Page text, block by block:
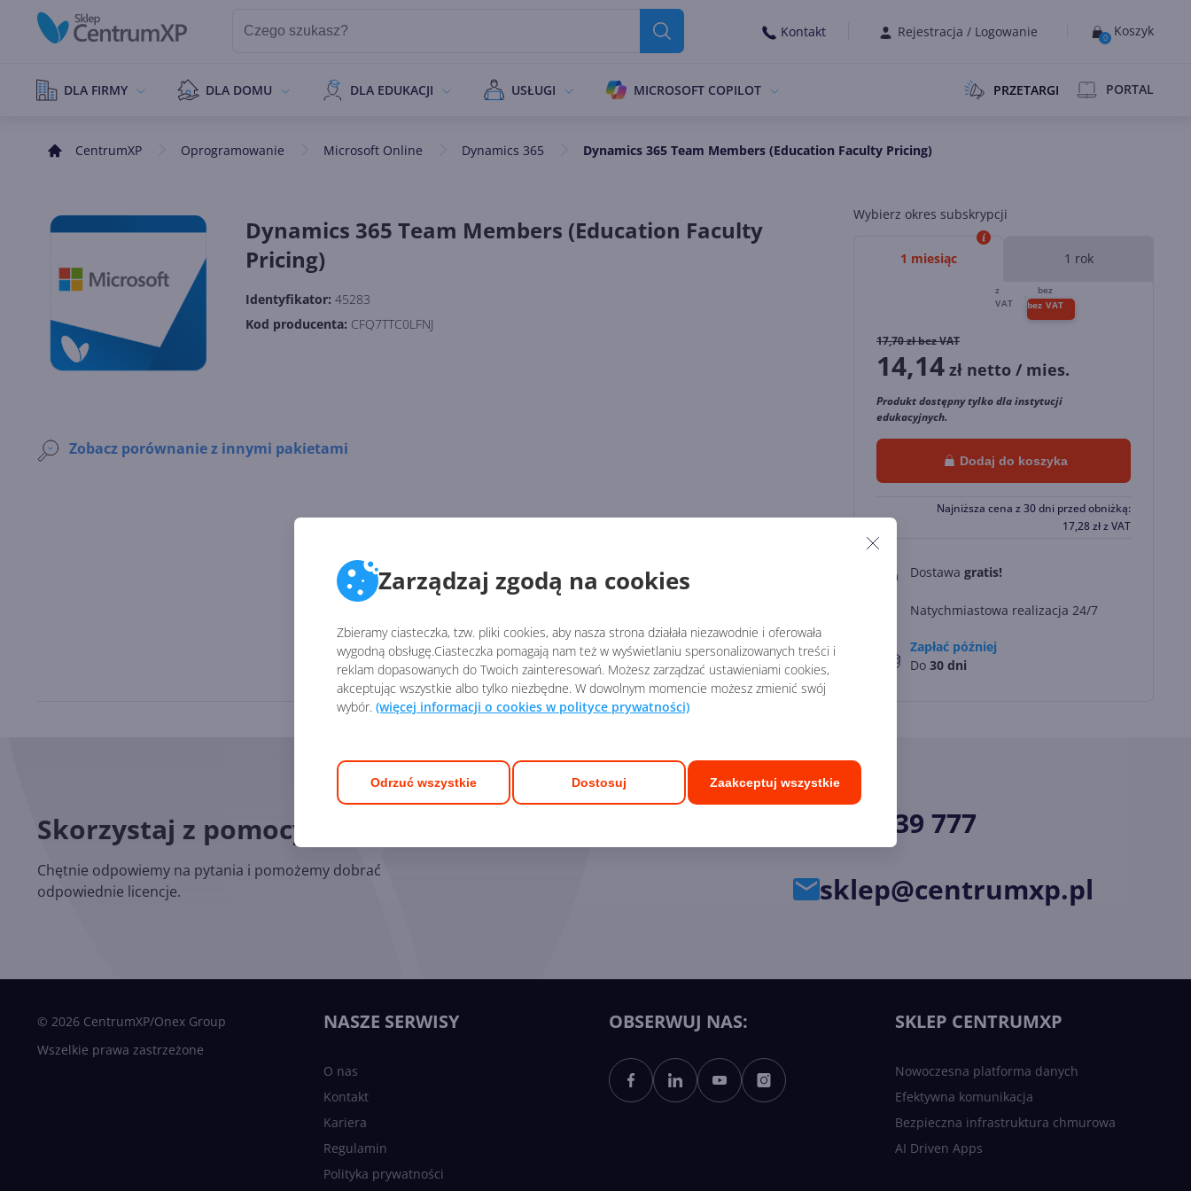
Zarządzaj zgodą na cookies
Zbieramy ciasteczka, tzw. pliki cookies, aby nasza strona działała niezawodnie i oferowała
wygodną obsługę.Ciasteczka pomagają nam też w wyświetlaniu spersonalizowanych treści i
reklam dopasowanych do Twoich zainteresowań. Możesz zarządzać ustawieniami cookies,
akceptując wszystkie albo tylko niezbędne. W dowolnym momencie możesz zmienić swój
wybór. (więcej informacji o cookies w polityce prywatności)
Odrzuć wszystkie Dostosuj Zaakceptuj wszystkie
Kontakt Rejestracja / Logowanie 0 Koszyk
DLA FIRMY DLA DOMU DLA EDUKACJI USŁUGI MICROSOFT COPILOT PRZETARGI PORTAL
CentrumXP Oprogramowanie Microsoft Online Dynamics 365 Dynamics 365 Team Members (Education Faculty Pricing)
Dynamics 365 Team Members (Education Faculty
Pricing)
Wybierz okres subskrypcji
1 miesiąc 1 rok
17,70zł bez VAT
14,14 zł netto / mies.
Produkt dostępny tylko dla instytucji
edukacyjnych.
Dodaj do koszyka
Najniższa cena z 30 dni przed obniżką:
17,28złz VAT
Dostawa gratis!
Natychmiastowa realizacja 24/7
Zapłać później
Do 30 dni
Identyfikator: 45283
Kod producenta: CFQ7TTC0LFNJ
Zobacz porównanie z innymi pakietami
Skorzystaj z pomocy naszych Ekspertów
Chętnie odpowiemy na pytania i pomożemy dobrać
odpowiednie licencje.
34 33 39 777
sklep@centrumxp.pl
© 2026 CentrumXP/Onex Group
Wszelkie prawa zastrzeżone
NASZE SERWISY
O nas
Kontakt
Kariera
Regulamin
Polityka prywatności
OBSERWUJ NAS: SKLEP CENTRUMXP
Nowoczesna platforma danych
Efektywna komunikacja
Bezpieczna infrastruktura chmurowa
AI Driven Apps